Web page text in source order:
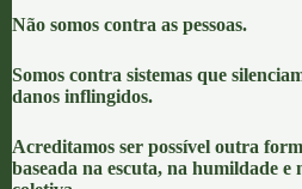
Não somos contra as pessoas.
Somos contra sistemas que
danos inflingidos.
Acreditamos ser possível outra
baseada na escuta, na humildade e